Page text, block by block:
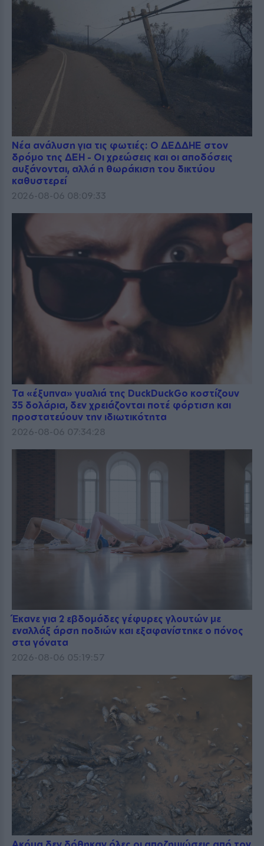
Νέα ανάλυση για τις φωτιές: Ο ΔΕΔΔΗΕ στον
δρόμο της ΔΕΗ - Οι χρεώσεις και οι αποδόσεις
αυξάνονται, αλλά η θωράκιση του δικτύου
καθυστερεί
2026-08-06 08:09:33
Τα «έξυπνα» γυαλιά της DuckDuckGo κοστίζουν
35 δολάρια, δεν χρειάζονται ποτέ φόρτιση και
προστατεύουν την ιδιωτικότητα
2026-08-06 07:34:28
Έκανε για 2 εβδομάδες γέφυρες γλουτών με
εναλλάξ άρση ποδιών και εξαφανίστηκε ο πόνος
στα γόνατα
2026-08-06 05:19:57